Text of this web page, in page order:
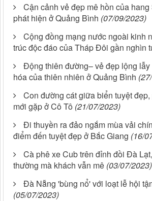
Cận cảnh vẻ đẹp mê hồn của
phát hiện ở Quảng Bình (07/09/2023)
Cộng đồng mạng nước ngoài kinh
trúc độc đáo của Tháp Đôi gần nghìn
Động thiên đường– vẻ đẹp lộng lẫy
hóa của thiên nhiên ở Quảng Bình
Con đường cát giữa biển tuyệt
mới gặp ở Cô Tô (21/07/2023)
Đi thuyền ra đảo ngắm mùa vải
điểm đến tuyệt đẹp ở Bắc Giang (16/
Cà phê xe Cub trên đỉnh đồi Đà
thường mà khách vẫn mê (03/07/2023)
Đà Nẵng 'bùng nổ' với loạt lễ hội
(05/07/2023)